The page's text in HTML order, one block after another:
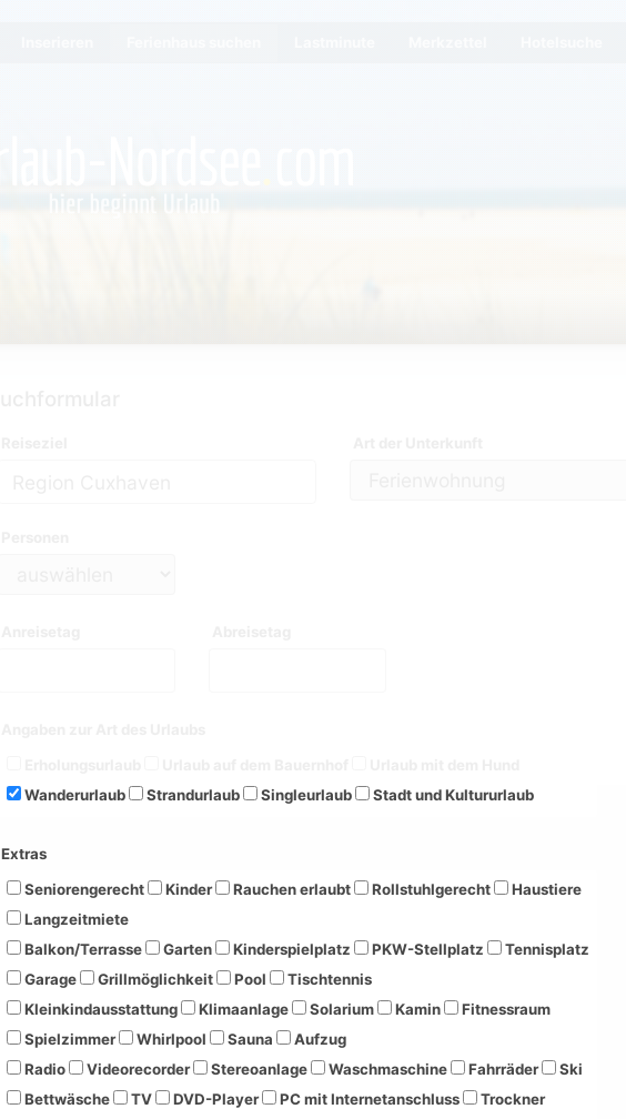
Wanderurlaub
Strandurlaub Singleurlaub Stadt und Kultururlaub
Extras
Seniorengerecht
Kinder Rauchen erlaubt Rollstuhlgerecht
Haustiere
Langzeitmiete
Balkon/Terrasse
Garten Kinderspielplatz PKW-Stellplatz
Tennisplatz
Garage
Grillmöglichkeit Pool
Tischtennis
Kleinkindausstattung
Klimaanlage Solarium Kamin
Fitnessraum
Spielzimmer
Whirlpool Sauna
Aufzug
Radio
Videorecorder Stereoanlage Waschmaschine Fahrräder
Ski
Bettwäsche
TV DVD-Player PC mit Internetanschluss
Trockner